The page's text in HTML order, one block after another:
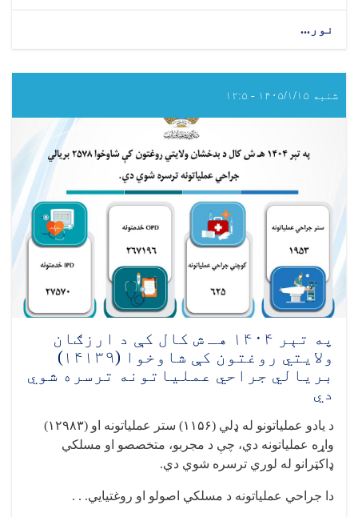
نور...
۱۴۰۴
هـ
د
کابل
په
بلخي
روغتون
کې
شاوخوا
(۱۶۵۴۰)
بریالي
جراحي
عملیاتونه
ترسره
شوي
شنبه ۱۴۰۵/۱/۱۵ - ۱۲:۵
په تېر ۱۴۰۴ هـ ش کال کې د ارزګان
ولایتي روغتون کې شاوخوا (۱۴۱۳۹)
بریالي جراحي عملیاتونه ترسره شوي
دي
د یادو عملیاتونو له ډلي (۱۱۵۶) ستر عملیاتونه او (۱۲۹۸۳)
واړه عملیاتونه دي، چې د مجربو، متخصصو او مسلکي
ډاکټرانو له لوري ترسره شوي دي.
دا جراحي عملیاتونه د مسلکي اصولو او روغتیايي. . .